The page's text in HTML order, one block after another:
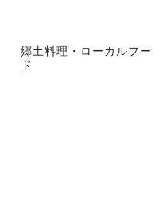
郷土料理・ローカルフー
ド